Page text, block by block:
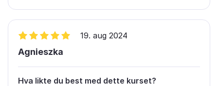
19. aug 2024
Agnieszka
Hva likte du best med dette kurset?